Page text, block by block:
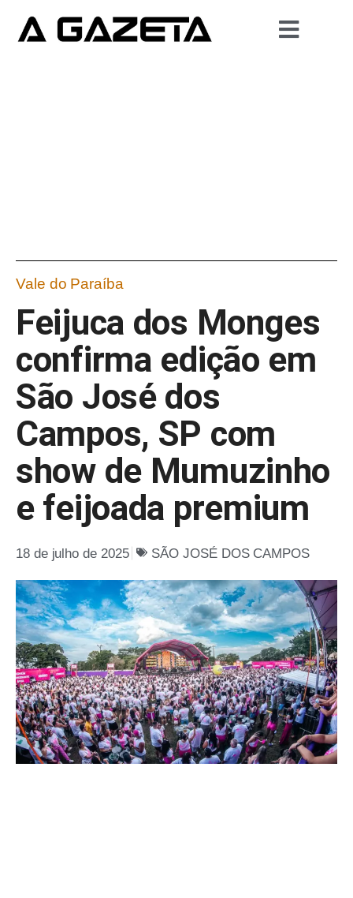
Vale do Paraíba
Feijuca dos Monges
confirma edição em
São José dos
Campos, SP com
show de Mumuzinho
e feijoada premium
18 de julho de 2025 SÃO JOSÉ DOS CAMPOS